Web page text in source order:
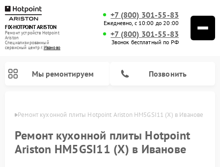
FIX-HOTPOINT ARISTON
Ремонт устройств Hotpoint
Ariston
Специализированный
cервисный центр г.Иваново
+7 (800) 301-55-83
Ежедневно, с 10:00 до 20:00
+7 (800) 301-55-83
Звонок бесплатный по РФ
Мы ремонтируем Позвонить
Ремонт кухонной плиты Hotpoint Ariston HM5GSI11 (X) в Иванове
Ремонт кухонной плиты Hotpoint
Ariston HM5GSI11 (X) в Иванове